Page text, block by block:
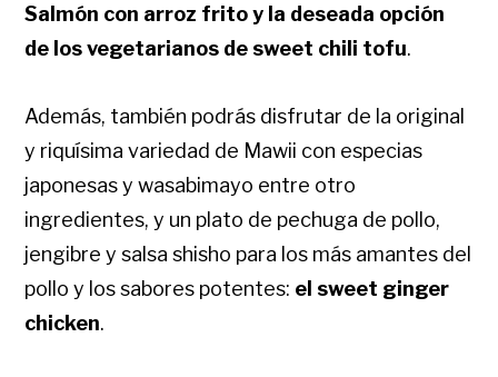
Salmón con arroz frito y la deseada opción
de los vegetarianos de sweet chili tofu.
Además, también podrás disfrutar de la original
y riquísima variedad de Mawii con especias
japonesas y wasabimayo entre otro
ingredientes, y un plato de pechuga de pollo,
jengibre y salsa shisho para los más amantes del
pollo y los sabores potentes: el sweet ginger
chicken.